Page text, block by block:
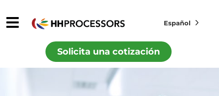
Español
Solicita una cotización